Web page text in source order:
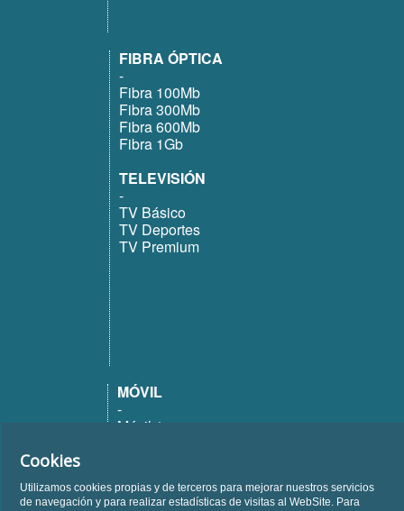
FIBRA ÓPTICA
-
Fibra 100Mb
Fibra 300Mb
Fibra 600Mb
Fibra 1Gb
TELEVISIÓN
-
TV Básico
TV Deportes
TV Premium
MÓVIL
-
Móvil 1
Móvil 50
Cookies
Utilizamos cookies propias y de terceros para mejorar nuestros servicios
de navegación y para realizar estadísticas de visitas al WebSite. Para